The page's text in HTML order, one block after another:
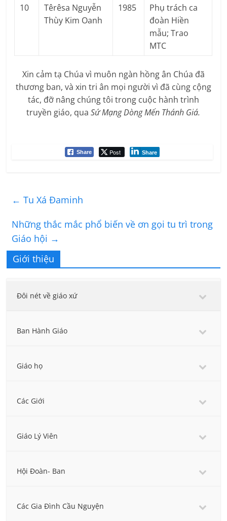
10
Têrêsa Nguyễn
Thùy Kim Oanh
1985
Phụ trách ca
đoàn Hiền
mẫu; Trao
MTC
Xin cảm tạ Chúa vì muôn ngàn hồng ân Chúa đã
thương ban, và xin tri ân mọi người vì đã cùng cộng
tác, đỡ nâng chúng tôi trong cuộc hành trình
truyền giáo, quaSứ Mạng Dòng Mến Thánh Giá.
Share Post Share
← Tu Xá Đaminh
Những thắc mắc phổ biến về ơn gọi tu trì trong
Giáo hội →
Giới thiệu
Đôi nét về giáo xứ
Ban Hành Giáo
Giáo họ
Các Giới
Giáo Lý Viên
Hội Đoàn- Ban
Các Gia Đình Cầu Nguyện